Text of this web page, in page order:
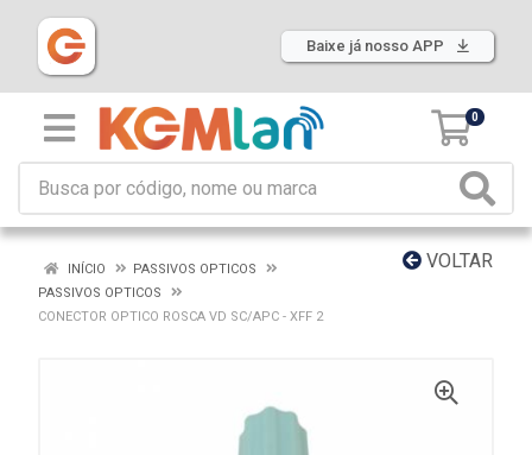
Baixe já nosso APP
0
VOLTAR
INÍCIO
PASSIVOS OPTICOS
PASSIVOS OPTICOS
CONECTOR OPTICO ROSCA VD SC/APC - XFF 2